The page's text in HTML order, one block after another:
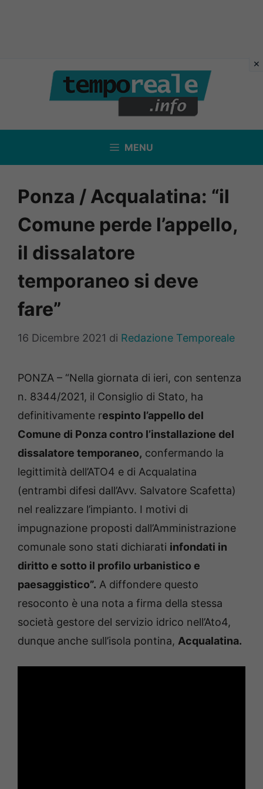
contenuto
MENU
Ponza / Acqualatina: “il
Comune perde l’appello,
il dissalatore
temporaneo si deve
fare”
16 Dicembre 2021 di Redazione Temporeale
PONZA – “Nella giornata di ieri, con sentenza
n. 8344/2021, il Consiglio di Stato, ha
definitivamente respinto l’appello del
Comune di Ponza contro l’installazione del
dissalatore temporaneo, confermando la
legittimità dell’ATO4 e di Acqualatina
(entrambi difesi dall’Avv. Salvatore Scafetta)
nel realizzare l’impianto. I motivi di
impugnazione proposti dall’Amministrazione
comunale sono stati dichiarati infondati in
diritto e sotto il profilo urbanistico e
paesaggistico”. A diffondere questo
resoconto è una nota a firma della stessa
società gestore del servizio idrico nell’Ato4,
dunque anche sull’isola pontina, Acqualatina.